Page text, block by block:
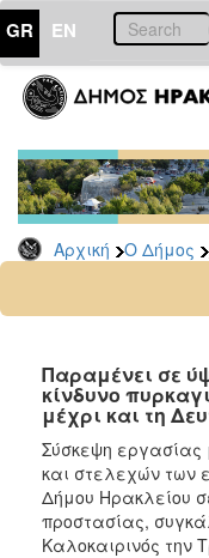
GR EN
Αρχική Ο Δήμος
ΔΗΜΟΣ
Δελτία
Τύπου
Αρχείο
2026
2024
2022
2021
2020
2019
2018
Παραμένει σε
κίνδυνο
μέχρι και τη
Σύσκεψη εργασίας
και στελεχών των
Δήμου Ηρακλείου
προστασίας,
Καλοκαιρινός την